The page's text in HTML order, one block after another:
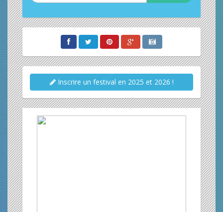
Inscrire un festival en 2025 et 2026 !